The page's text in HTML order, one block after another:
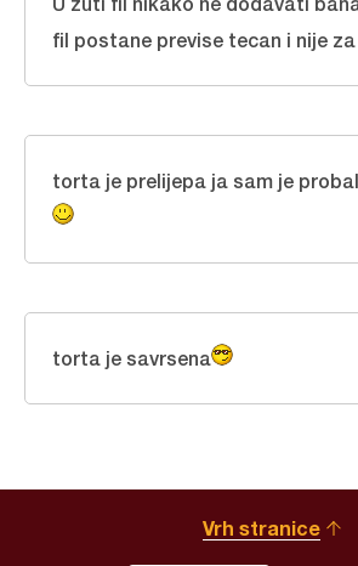
fil postane previse tecan i nije
torta je prelijepa ja sam je
torta je savrsena
Vrh stranice